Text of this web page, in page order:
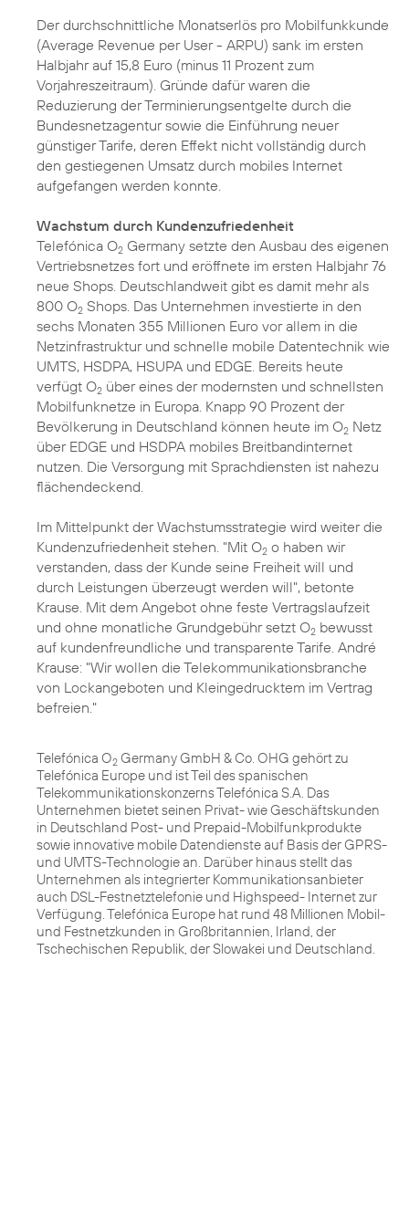
Der durchschnittliche Monatserlös pro Mobilfunkkunde
(Average Revenue per User - ARPU) sank im ersten
Halbjahr auf 15,8 Euro (minus 11 Prozent zum
Vorjahreszeitraum). Gründe dafür waren die
Reduzierung der Terminierungsentgelte durch die
Bundesnetzagentur sowie die Einführung neuer
günstiger Tarife, deren Effekt nicht vollständig durch
den gestiegenen Umsatz durch mobiles Internet
aufgefangen werden konnte.
Wachstum durch Kundenzufriedenheit
Telefónica O2 Germany setzte den Ausbau des eigenen
Vertriebsnetzes fort und eröffnete im ersten Halbjahr 76
neue Shops. Deutschlandweit gibt es damit mehr als
800 O2 Shops. Das Unternehmen investierte in den
sechs Monaten 355 Millionen Euro vor allem in die
Netzinfrastruktur und schnelle mobile Datentechnik wie
UMTS, HSDPA, HSUPA und EDGE. Bereits heute
verfügt O2 über eines der modernsten und schnellsten
Mobilfunknetze in Europa. Knapp 90 Prozent der
Bevölkerung in Deutschland können heute im O2 Netz
über EDGE und HSDPA mobiles Breitbandinternet
nutzen. Die Versorgung mit Sprachdiensten ist nahezu
flächendeckend.
Im Mittelpunkt der Wachstumsstrategie wird weiter die
Kundenzufriedenheit stehen. "Mit O2 o haben wir
verstanden, dass der Kunde seine Freiheit will und
durch Leistungen überzeugt werden will", betonte
Krause. Mit dem Angebot ohne feste Vertragslaufzeit
und ohne monatliche Grundgebühr setzt O2 bewusst
auf kundenfreundliche und transparente Tarife. André
Krause: "Wir wollen die Telekommunikationsbranche
von Lockangeboten und Kleingedrucktem im Vertrag
befreien."
Telefónica O2 Germany GmbH & Co. OHG gehört zu
Telefónica Europe und ist Teil des spanischen
Telekommunikationskonzerns Telefónica S.A. Das
Unternehmen bietet seinen Privat- wie Geschäftskunden
in Deutschland Post- und Prepaid-Mobilfunkprodukte
sowie innovative mobile Datendienste auf Basis der GPRS-
und UMTS-Technologie an. Darüber hinaus stellt das
Unternehmen als integrierter Kommunikationsanbieter
auch DSL-Festnetztelefonie und Highspeed- Internet zur
Verfügung. Telefónica Europe hat rund 48 Millionen Mobil-
und Festnetzkunden in Großbritannien, Irland, der
Tschechischen Republik, der Slowakei und Deutschland.